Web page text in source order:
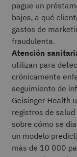
pague un
bajos, a qué
gastos de
fraudulenta.
Atención
utilizan para
crónicamente
seguimiento de
Geisinger Health
registros de
sobre cómo se
un modelo
más de 10 000